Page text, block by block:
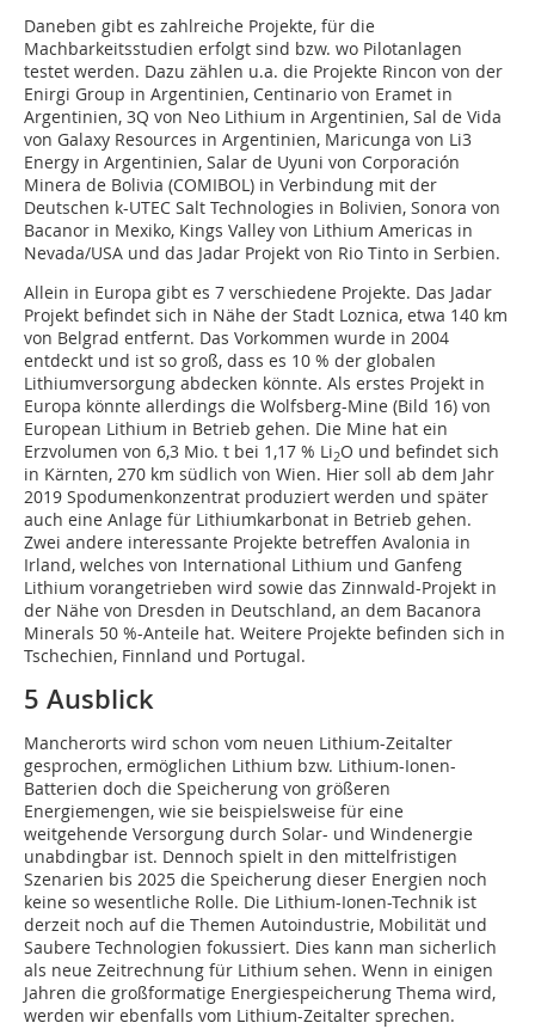
Daneben gibt es zahlreiche Projekte, für die
Machbarkeitsstudien erfolgt sind bzw. wo Pilotanlagen
testet werden. Dazu zählen u.a. die Projekte Rincon von der
Enirgi Group in ­Argentinien, Centinario von Eramet in
Argentinien, 3Q von Neo Lithium in Argentinien, Sal de Vida
von Galaxy Resources in Argentinien, Maricunga von Li3
Energy in Argentinien, Salar de Uyuni von Corporación
Minera de Bolivia (COMIBOL) in Verbindung mit der
Deutschen k-UTEC Salt Technologies in Bolivien, Sonora von
Bacanor in Mexiko, Kings Valley von Lithium Americas in
Nevada/USA und das Jadar Projekt von Rio Tinto in Serbien.
Allein in Europa gibt es 7 verschiedene Projekte. Das Jadar
Projekt befindet sich in Nähe der Stadt Loznica, etwa 140 km
von Belgrad entfernt. Das Vorkommen wurde in 2004
entdeckt und ist so groß, dass es 10 % der globalen
Lithiumversorgung abdecken könnte. Als erstes Projekt in
Europa könnte allerdings die Wolfsberg-Mine (Bild 16) von
European Lithium in Betrieb gehen. Die Mine hat ein
Erzvolumen von 6,3 Mio. t bei 1,17 % Li2O und befindet sich
in Kärnten, 270 km südlich von Wien. Hier soll ab dem Jahr
2019 Spodumenkonzentrat produziert werden und später
auch eine Anlage für Lithiumkarbonat in Betrieb gehen.
Zwei andere interessante Projekte betreffen Avalonia in
Irland, welches von International Lithium und Ganfeng
Lithium vorangetrieben wird sowie das Zinnwald-Projekt in
der Nähe von Dresden in Deutschland, an dem Bacanora
Minerals 50 %-Anteile hat. Weitere Projekte befinden sich in
Tschechien, Finnland und Portugal.
5 Ausblick
Mancherorts wird schon vom neuen Lithium-Zeitalter
gesprochen, ermöglichen Lithium bzw. Lithium-Ionen-
Batterien doch die Speicherung von größeren
Energiemengen, wie sie beispielsweise für eine
weitgehende Versorgung durch Solar- und Windenergie
unabdingbar ist. Dennoch spielt in den mittelfristigen
Szenarien bis 2025 die Speicherung dieser Energien noch
keine so wesentliche Rolle. Die Lithium-Ionen-Technik ist
derzeit noch auf die Themen Autoindustrie, Mobilität und
Saubere Technologien fokussiert. Dies kann man sicherlich
als neue Zeitrechnung für Lithium sehen. Wenn in einigen
Jahren die großformatige Energiespeicherung Thema wird,
werden wir ebenfalls vom Lithium-Zeitalter sprechen.